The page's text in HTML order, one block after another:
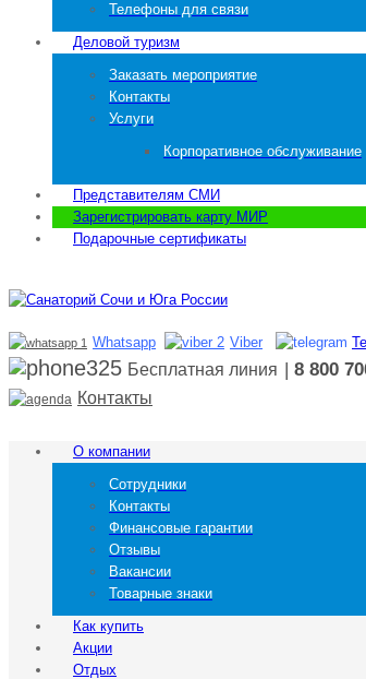
Телефоны для связи
Деловой туризм
Заказать мероприятие
Контакты
Услуги
Корпоративное обслуживание
Представителям СМИ
Зарегистрировать карту МИР
Подарочные сертификаты
Whatsapp Viber
Бесплатная линия | 8 800
Контакты
О компании
Сотрудники
Контакты
Финансовые гарантии
Отзывы
Вакансии
Товарные знаки
Как купить
Акции
Отдых